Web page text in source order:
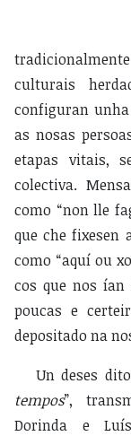
culturais
configuran
as nosas
etapas vitais,
colectiva.
como “non lle
que che fixesen
como “aquí ou
cos que nos
poucas e
depositado na
Un deses
tempos”,
Dorinda e